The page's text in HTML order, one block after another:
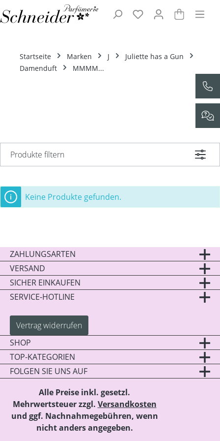
Zum Hauptinhalt springen
Startseite Marken J
Juliette has a Gun
Damenduft
MMMM...
Produkte filtern
Keine Produkte gefunden.
ZAHLUNGSARTEN
VERSAND
SICHER EINKAUFEN
SERVICE-HOTLINE
Vertrag widerrufen
SHOP
TOP-KATEGORIEN
FOLGEN SIE UNS AUF
Alle Preise inkl. gesetzl.
Mehrwertsteuer zzgl. Versandkosten
und ggf. Nachnahmegebühren, wenn
nicht anders angegeben.